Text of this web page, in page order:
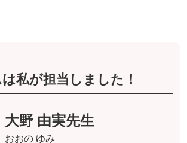
私が担当しました！
大野 由実先生
おおの ゆみ